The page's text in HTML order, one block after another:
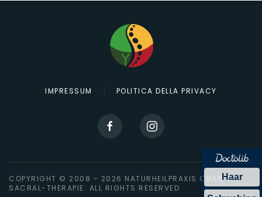
IMPRESSUM POLITICA DELLA PRIVACY
COPYRIGHT © 2008 - 2026 NATURHEILPRAXIS CRANIO-
SACRAL-THERAPIE. ALL RIGHTS RESERVED
Haar